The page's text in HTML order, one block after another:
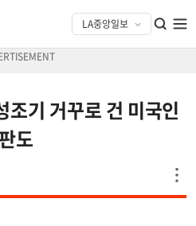
기 거꾸로 건 미국인
도